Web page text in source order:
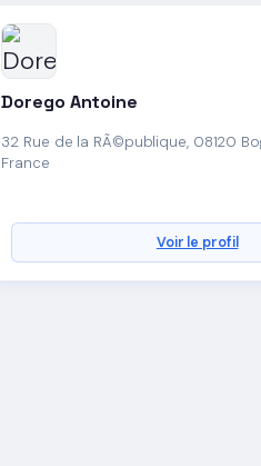
Dorego Antoine
32 Rue de la RÃ©publique, 08120
France
Voir le profil